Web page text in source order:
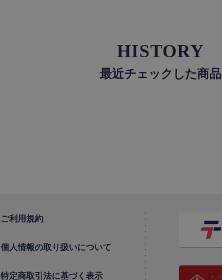
HISTORY
最近チェックした商品
ご利用規約
個人情報の取り扱いについて
特定商取引法に基づく表示